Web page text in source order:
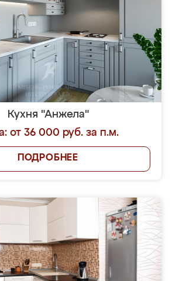
Кухня "Анжела"
от 36 000 руб. за п.м.
ПОДРОБНЕЕ